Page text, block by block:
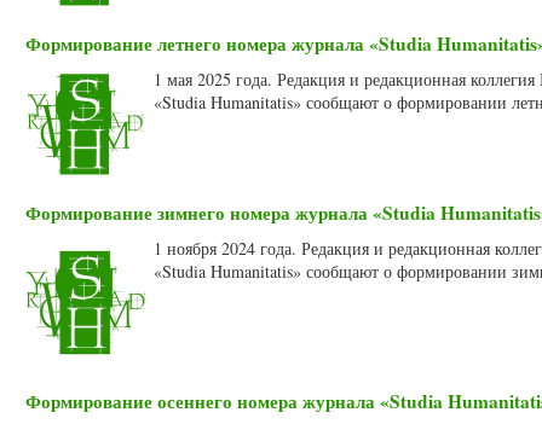
Формирование летнего номера журнала «Studia
1 мая 2025 года. Редакция и редакционная
«Studia Humanitatis» сообщают о формировании
Формирование зимнего номера журнала «Studia
1 ноября 2024 года. Редакция и редакционная
«Studia Humanitatis» сообщают о формировании
Формирование осеннего номера журнала «Studia